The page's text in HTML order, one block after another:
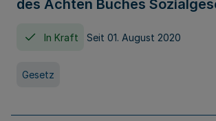
des Achten Buches
In Kraft Seit 01. August 2020
Gesetz